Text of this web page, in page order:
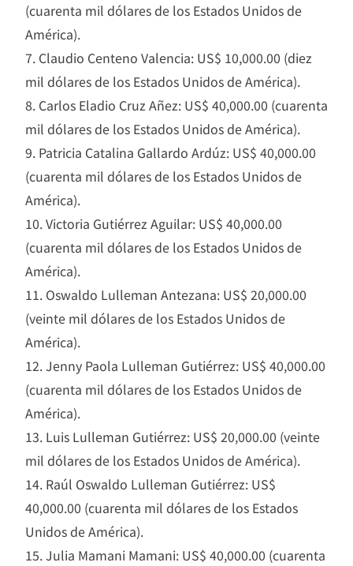
(cuarenta mil dólares de los Estados Unidos de
América).
7. Claudio Centeno Valencia: US$ 10,000.00 (diez
mil dólares de los Estados Unidos de América).
8. Carlos Eladio Cruz Añez: US$ 40,000.00 (cuarenta
mil dólares de los Estados Unidos de América).
9. Patricia Catalina Gallardo Ardúz: US$ 40,000.00
(cuarenta mil dólares de los Estados Unidos de
América).
10. Victoria Gutiérrez Aguilar: US$ 40,000.00
(cuarenta mil dólares de los Estados Unidos de
América).
11. Oswaldo Lulleman Antezana: US$ 20,000.00
(veinte mil dólares de los Estados Unidos de
América).
12. Jenny Paola Lulleman Gutiérrez: US$ 40,000.00
(cuarenta mil dólares de los Estados Unidos de
América).
13. Luis Lulleman Gutiérrez: US$ 20,000.00 (veinte
mil dólares de los Estados Unidos de América).
14. Raúl Oswaldo Lulleman Gutiérrez: US$
40,000.00 (cuarenta mil dólares de los Estados
Unidos de América).
15. Julia Mamani Mamani: US$ 40,000.00 (cuarenta